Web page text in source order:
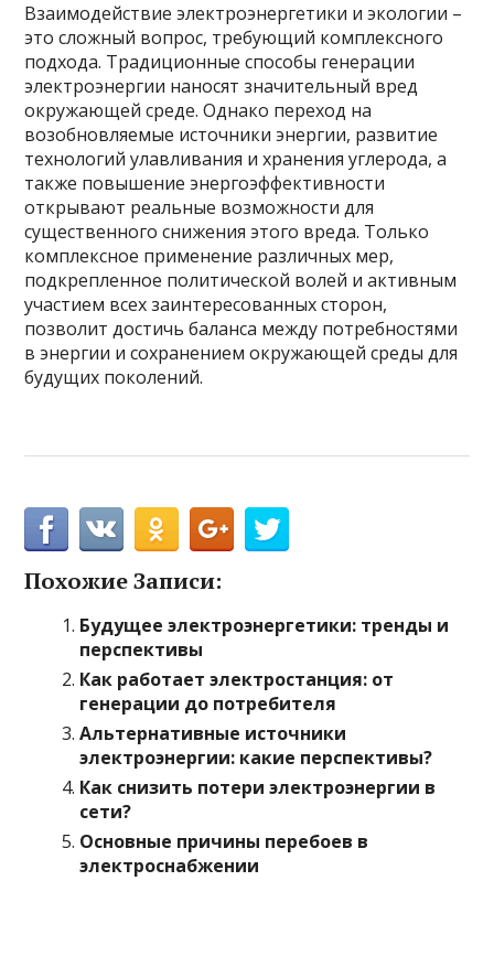
Взаимодействие электроэнергетики и экологии –
это сложный вопрос, требующий комплексного
подхода. Традиционные способы генерации
электроэнергии наносят значительный вред
окружающей среде. Однако переход на
возобновляемые источники энергии, развитие
технологий улавливания и хранения углерода, а
также повышение энергоэффективности
открывают реальные возможности для
существенного снижения этого вреда. Только
комплексное применение различных мер,
подкрепленное политической волей и активным
участием всех заинтересованных сторон,
позволит достичь баланса между потребностями
в энергии и сохранением окружающей среды для
будущих поколений.
Похожие Записи:
Будущее электроэнергетики: тренды и
перспективы
Как работает электростанция: от
генерации до потребителя
Альтернативные источники
электроэнергии: какие перспективы?
Как снизить потери электроэнергии в
сети?
Основные причины перебоев в
электроснабжении